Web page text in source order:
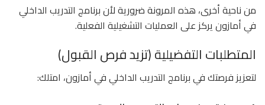
من ناحية أخرى، هذه المرونة ضرورية لأن برنامج التدريب الداخلي
في أمازون يركز على العمليات التشغيلية الفعلية.
المتطلبات التفضيلية (تزيد فرص القبول)
لتعزيز فرصتك في برنامج التدريب الداخلي في أمازون، امتلك: